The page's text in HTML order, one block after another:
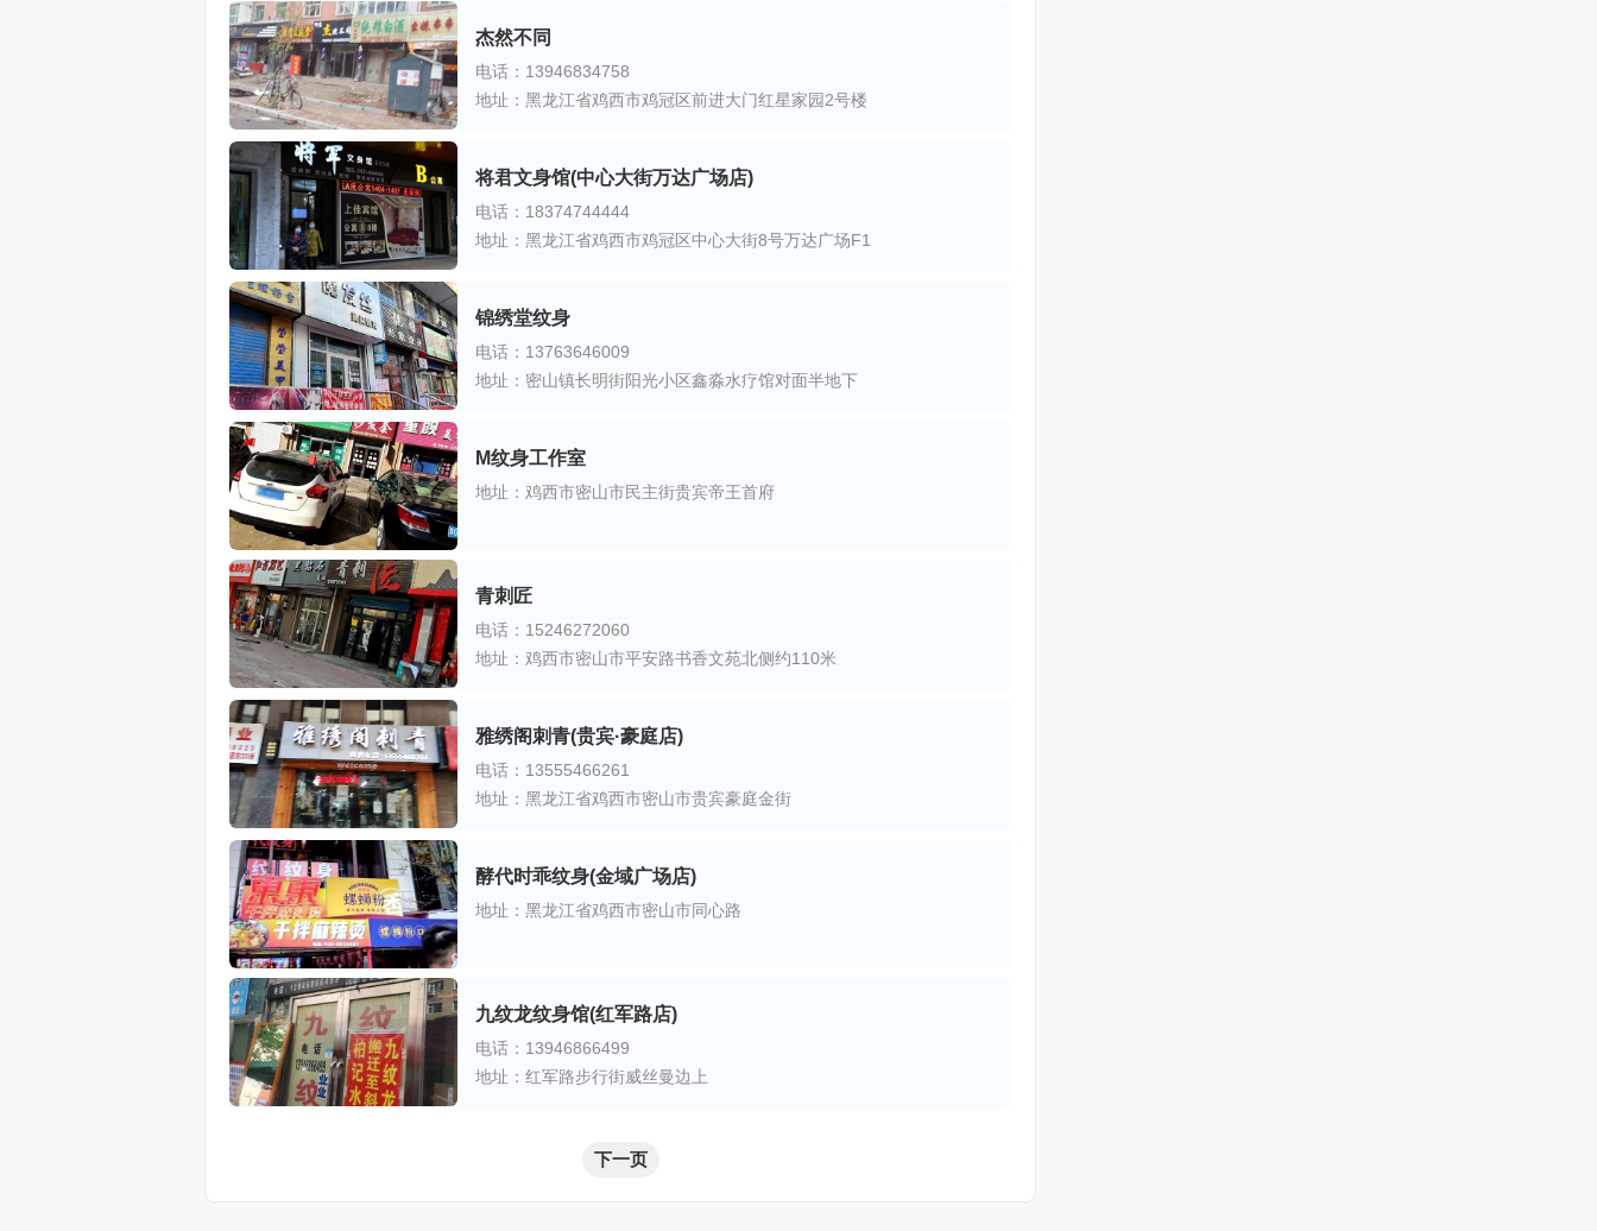
杰然不同
电话：13946834758
地址：黑龙江省鸡西市鸡冠区前进大门红星家园2号楼
将君文身馆(中心大街万达广场店)
电话：18374744444
地址：黑龙江省鸡西市鸡冠区中心大街8号万达广场F1
锦绣堂纹身
电话：13763646009
地址：密山镇长明街阳光小区鑫淼水疗馆对面半地下
M纹身工作室
地址：鸡西市密山市民主街贵宾帝王首府
青刺匠
电话：15246272060
地址：鸡西市密山市平安路书香文苑北侧约110米
雅绣阁刺青(贵宾·豪庭店)
电话：13555466261
地址：黑龙江省鸡西市密山市贵宾豪庭金街
酵代时乖纹身(金域广场店)
地址：黑龙江省鸡西市密山市同心路
九纹龙纹身馆(红军路店)
电话：13946866499
地址：红军路步行街威丝曼边上
下一页